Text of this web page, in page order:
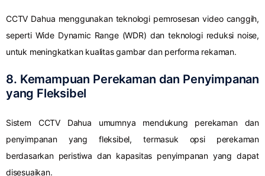
CCTV Dahua menggunakan teknologi pemrosesan video canggih,
seperti Wide Dynamic Range (WDR) dan teknologi reduksi noise,
untuk meningkatkan kualitas gambar dan performa rekaman.
8. Kemampuan Perekaman dan Penyimpanan
yang Fleksibel
Sistem CCTV Dahua umumnya mendukung perekaman dan
penyimpanan yang fleksibel, termasuk opsi perekaman
berdasarkan peristiwa dan kapasitas penyimpanan yang dapat
disesuaikan.